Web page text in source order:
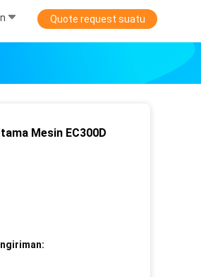
Quote request suatu
Mesin EC300D